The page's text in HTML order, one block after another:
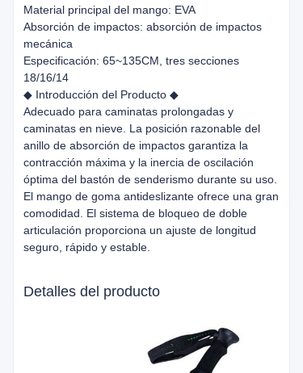
Material principal del mango: EVA
Absorción de impactos: absorción de impactos
mecánica
Especificación: 65~135CM, tres secciones
18/16/14
◆ Introducción del Producto ◆
Adecuado para caminatas prolongadas y
caminatas en nieve. La posición razonable del
anillo de absorción de impactos garantiza la
contracción máxima y la inercia de oscilación
óptima del bastón de senderismo durante su uso.
El mango de goma antideslizante ofrece una gran
comodidad. El sistema de bloqueo de doble
articulación proporciona un ajuste de longitud
seguro, rápido y estable.
Detalles del producto